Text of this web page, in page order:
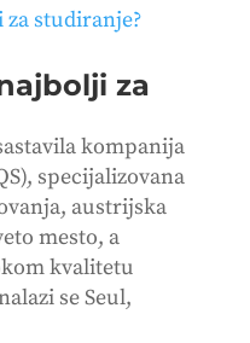
za
kompanija
specijalizovana
austrijska
mesto, a
kvalitetu
se Seul,